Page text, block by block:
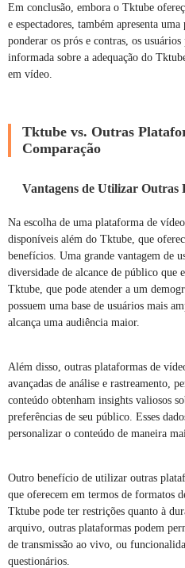
Em conclusão, embora o Tktube
e espectadores, também apresenta
ponderar os prós e contras, os
informada sobre a adequação do
em vídeo.
Tktube vs. Outras
Comparação
Vantagens de Utilizar Outras
Na escolha de uma plataforma de
disponíveis além do Tktube, que
benefícios. Uma grande vantagem de
diversidade de alcance de público
Tktube, que pode atender a um
possuem uma base de usuários mais
alcança uma audiência maior.
Além disso, outras plataformas de
avançadas de análise e rastreamento,
conteúdo obtenham insights valiosos
preferências de seu público. Esses
personalizar o conteúdo de maneira
Outro benefício de utilizar outras
que oferecem em termos de formatos
Tktube pode ter restrições quanto à
arquivo, outras plataformas podem
de transmissão ao vivo, ou
questionários.